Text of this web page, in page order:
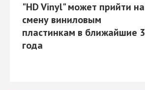
"HD Vinyl" может прийти на
смену виниловым
пластинкам в ближайшие 3
года